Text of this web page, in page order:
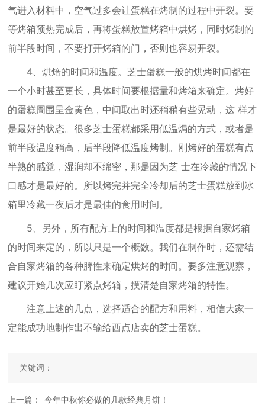
气进入材料中，空气过多会让蛋糕在烤制的过程中开裂。要
等烤箱预热完成后，再将蛋糕放置烤箱中烘烤，同时烤制的
前半段时间，不要打开烤箱的门，否则也容易开裂。
4、烘焙的时间和温度。芝士蛋糕一般的烘烤时间都在
一个小时甚至更长，具体时间要根据量和烤箱来确定。烤好
的蛋糕周围呈金黄色，中间取出时还稍稍有些晃动，这 样才
是最好的状态。很多芝士蛋糕都采用低温焗的方式，或者是
前半段温度稍高，后半段降低温度烤制。刚烤好的蛋糕有点
半熟的感觉，湿润却不绵密，那是因为芝 士在冷藏的情况下
口感才是最好的。所以烤完并完全冷却后的芝士蛋糕放到冰
箱里冷藏一夜后才是最佳的食用时间。
5、另外，所有配方上的时间和温度都是根据自家烤箱
的时间来定的，所以只是一个概数。我们在制作时，还需结
合自家烤箱的各种脾性来确定烘烤的时间。要多注意观察，
建议开始几次应盯紧点烤箱，摸清楚自家烤箱的特性。
注意上述的几点，选择适合的配方和用料，相信大家一
定能成功地制作出不输给西点店卖的芝士蛋糕。
关键词：
上一篇： 今年中秋你必做的几款经典月饼！